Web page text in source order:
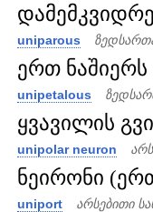
uniparous
ერთ ნაშიერს
unipetalous
ყვავილის
unipolar neuron
ნეირონი
uniport არსებითი